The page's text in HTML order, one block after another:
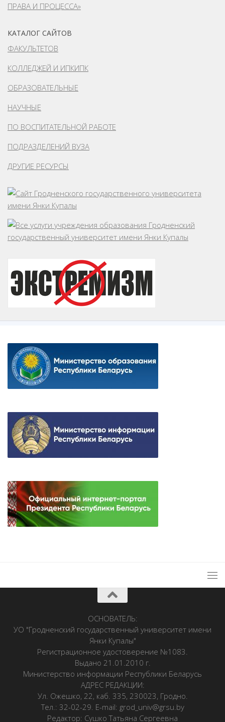
ПРАВА И ПРОЦЕССА»
КАТАЛОГ САЙТОВ
ФАКУЛЬТЕТОВ
КОЛЛЕДЖЕЙ И ИПКИПК
ОБРАЗОВАТЕЛЬНЫЕ
НАУЧНЫЕ
ПО ВОСПИТАТЕЛЬНОЙ РАБОТЕ
ПОДРАЗДЕЛЕНИЙ ВУЗА
ДРУГИЕ РЕСУРСЫ
ОСНОВАТЕЛЬ:
УО "Гродненский государственный университет имени
Янки Купалы"
Регистрационное удостоверение №1083.
Выдано 21.01.2010 г.
Министерство информации Республики Беларусь
АДРЕС РЕДАКЦИИ:
Ул. Ожешко, 22, каб. 335, 230023, Гродно.
Тел.: 32-02-29. E-mail: grod_univ@grsu.by
Редактор: Сушко Татьяна Сергеевна